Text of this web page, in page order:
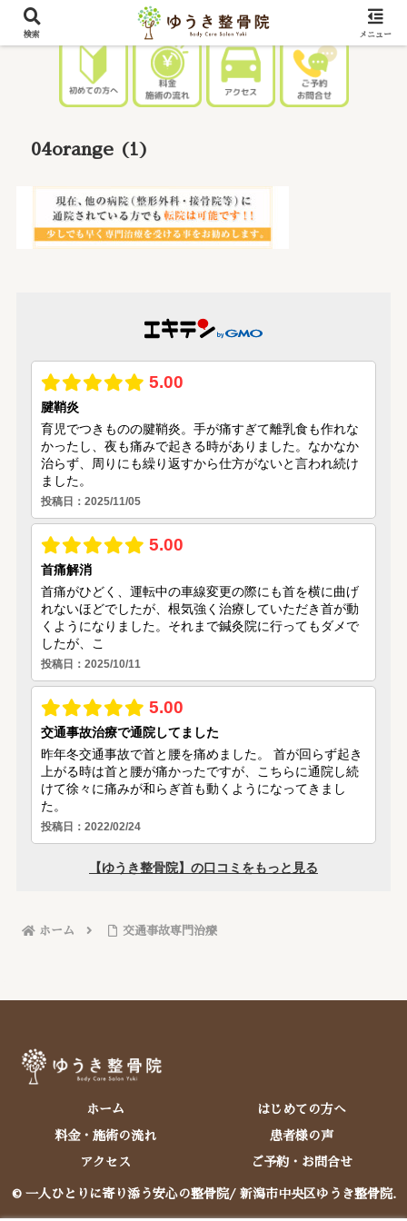
04orange (1)
ホーム 交通事故専門治療
ホーム はじめての方へ
料金・施術の流れ 患者様の声
アクセス ご予約・お問合せ
© 一人ひとりに寄り添う安心の整骨院/ 新潟市中央区ゆうき整骨院.
検索 メニュー